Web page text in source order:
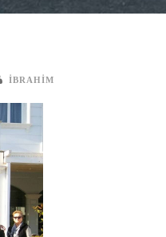
IBRAHIM